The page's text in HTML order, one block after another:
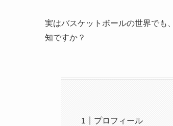
実はバスケットボールの世界でも
知ですか？
プロフィール